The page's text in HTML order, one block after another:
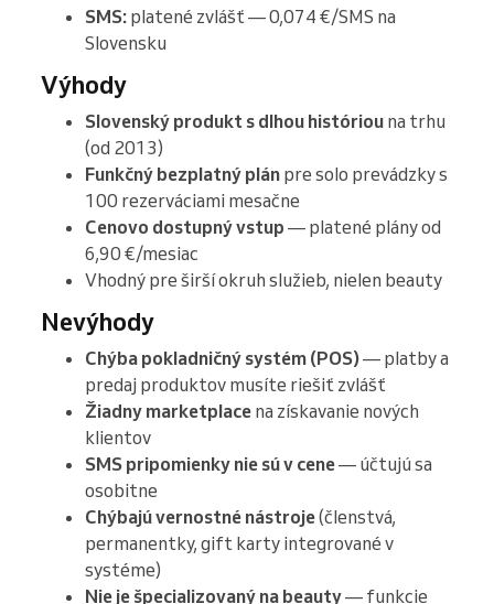
SMS: platené zvlášť — 0,074 €/SMS na
Slovensku
Výhody
Slovenský produkt s dlhou históriou na trhu
(od 2013)
Funkčný bezplatný plán pre solo prevádzky s
100 rezerváciami mesačne
Cenovo dostupný vstup — platené plány od
6,90 €/mesiac
Vhodný pre širší okruh služieb, nielen beauty
Nevýhody
Chýba pokladničný systém (POS)— platby a
predaj produktov musíte riešiť zvlášť
Žiadny marketplace na získavanie nových
klientov
SMS pripomienky nie sú v cene— účtujú sa
osobitne
Chýbajú vernostné nástroje(členstvá,
permanentky, gift karty integrované v
systéme)
Nie je špecializovaný na beauty— funkcie